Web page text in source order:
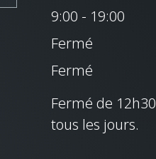
9:00 - 19:00
Fermé
Fermé
Fermé de
tous les jours.